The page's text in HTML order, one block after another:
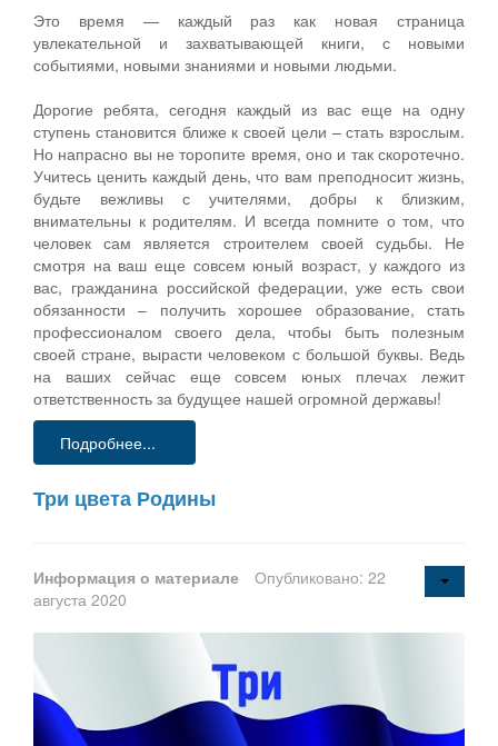
Это время — каждый раз как новая страница
увлекательной и захватывающей книги, с новыми
событиями, новыми знаниями и новыми людьми.
Дорогие ребята, сегодня каждый из вас еще на одну
ступень становится ближе к своей цели – стать взрослым.
Но напрасно вы не торопите время, оно и так скоротечно.
Учитесь ценить каждый день, что вам преподносит жизнь,
будьте вежливы с учителями, добры к близким,
внимательны к родителям. И всегда помните о том, что
человек сам является строителем своей судьбы. Не
смотря на ваш еще совсем юный возраст, у каждого из
вас, гражданина российской федерации, уже есть свои
обязанности – получить хорошее образование, стать
профессионалом своего дела, чтобы быть полезным
своей стране, вырасти человеком с большой буквы. Ведь
на ваших сейчас еще совсем юных плечах лежит
ответственность за будущее нашей огромной державы!
Подробнее...
Три цвета Родины
Информация о материале
Опубликовано: 22
августа 2020